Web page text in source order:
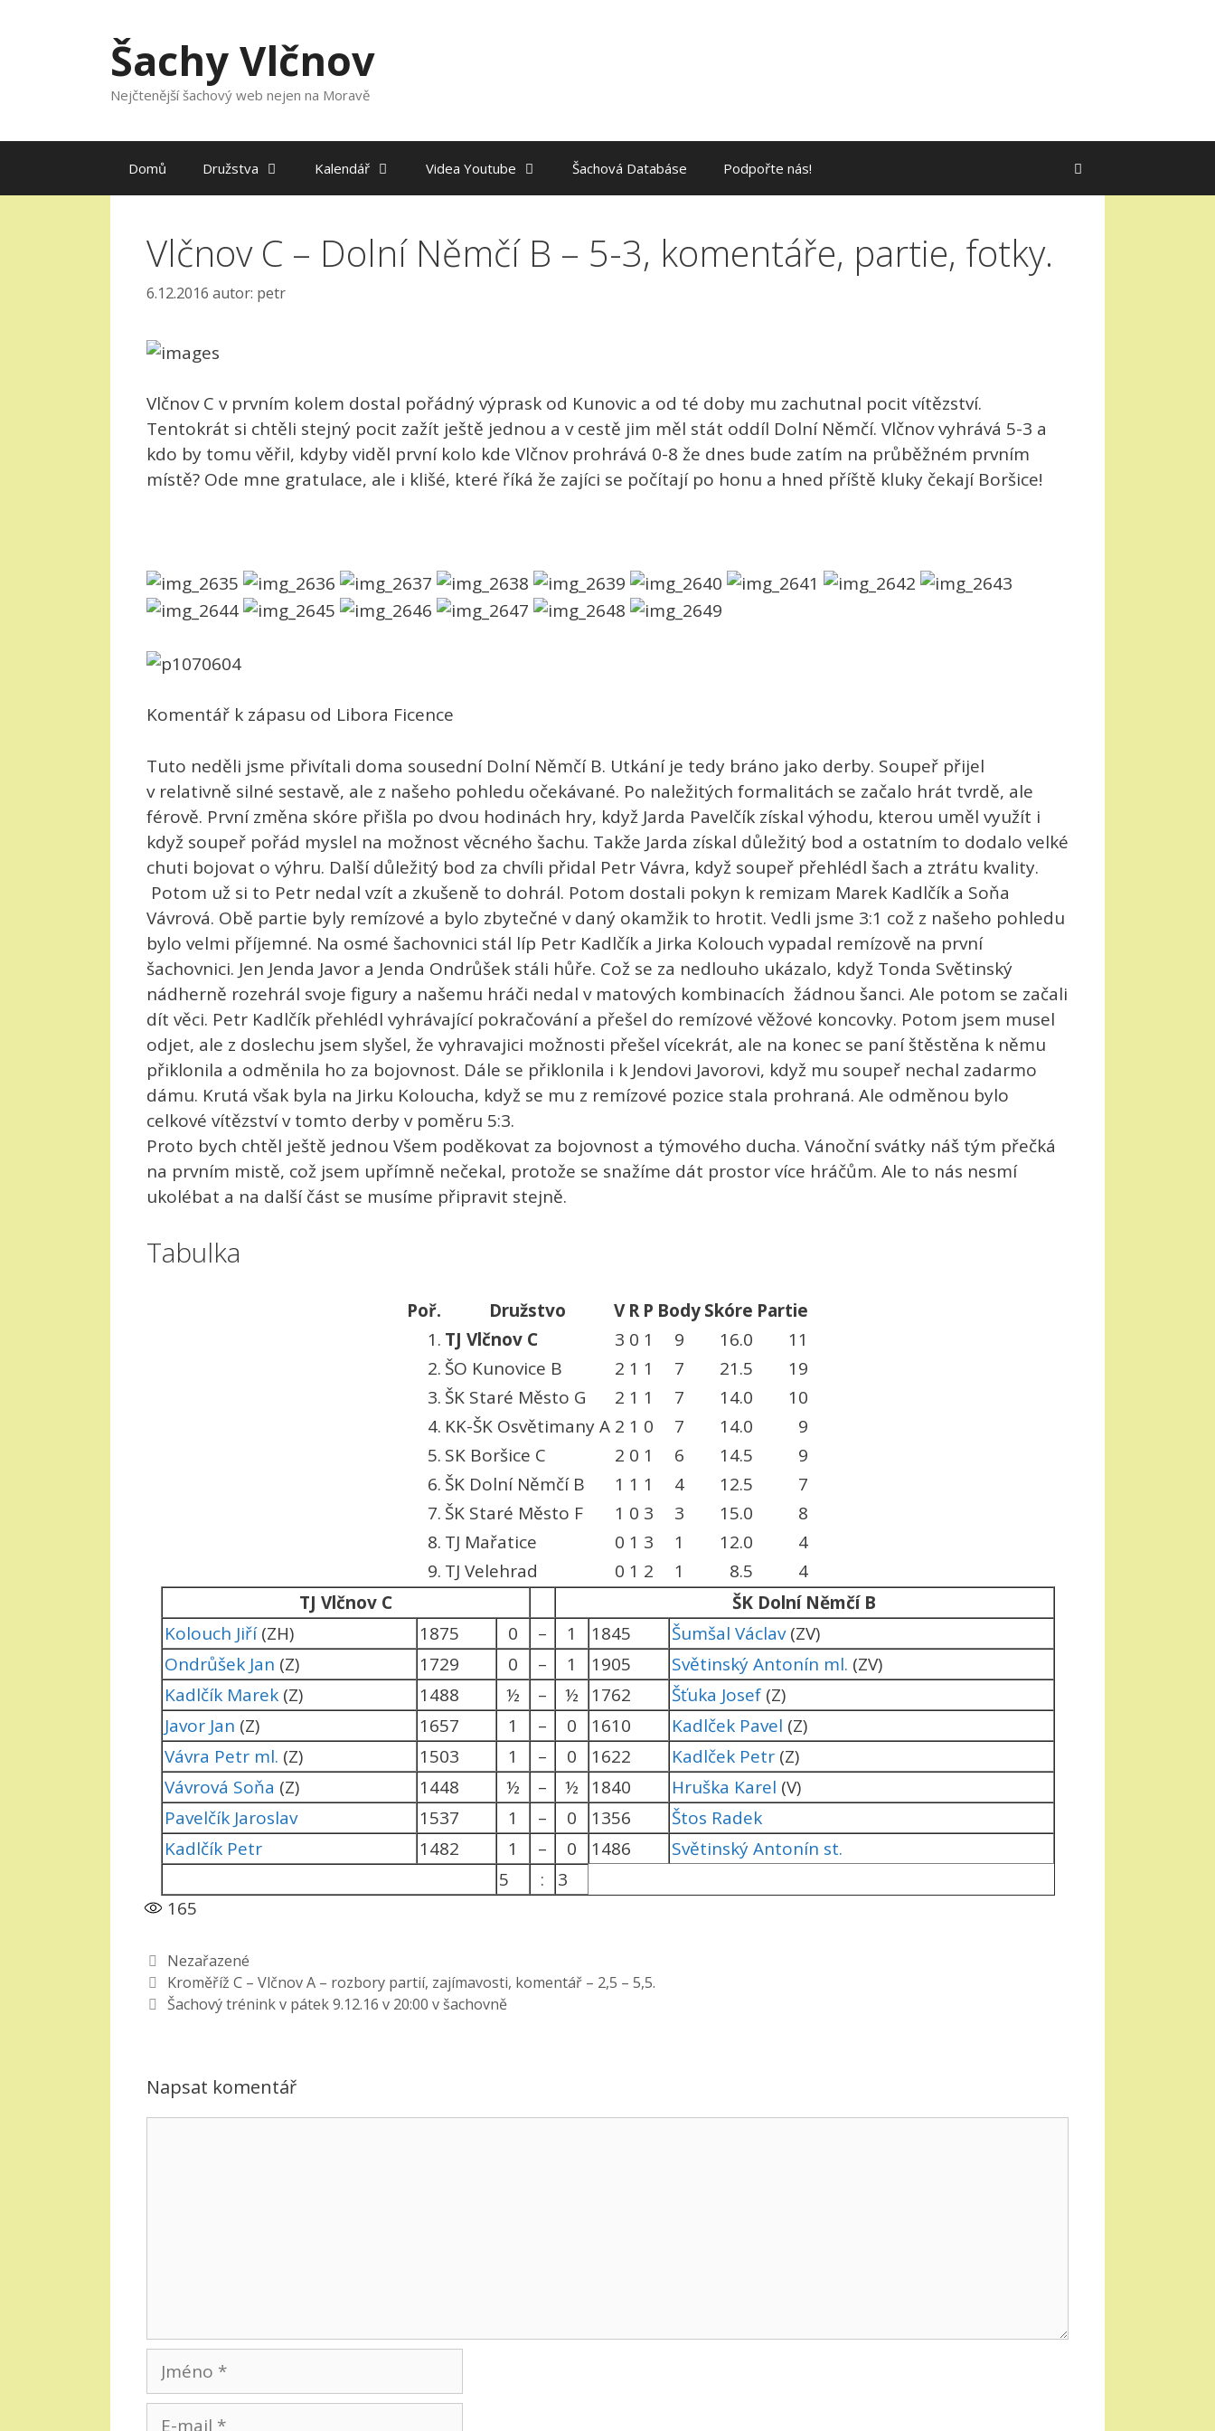
Šachy Vlčnov
Nejčtenější šachový web nejen na Moravě
Domů Družstva Kalendář Videa Youtube Šachová Databáse Podpořte nás!
Vlčnov C – Dolní Němčí B – 5-3, komentáře, partie, fotky.
6.12.2016 autor: petr
Vlčnov C v prvním kolem dostal pořádný výprask od Kunovic a od té doby mu zachutnal pocit vítězství.
Tentokrát si chtěli stejný pocit zažít ještě jednou a v cestě jim měl stát oddíl Dolní Němčí. Vlčnov vyhrává 5-3 a
kdo by tomu věřil, kdyby viděl první kolo kde Vlčnov prohrává 0-8 že dnes bude zatím na průběžném prvním
místě? Ode mne gratulace, ale i klišé, které říká že zajíci se počítají po honu a hned příště kluky čekají Boršice!
Komentář k zápasu od Libora Ficence
Tuto neděli jsme přivítali doma sousední Dolní Němčí B. Utkání je tedy bráno jako derby. Soupeř přijel
v relativně silné sestavě, ale z našeho pohledu očekávané. Po naležitých formalitách se začalo hrát tvrdě, ale
férově. První změna skóre přišla po dvou hodinách hry, když Jarda Pavelčík získal výhodu, kterou uměl využít i
když soupeř pořád myslel na možnost věcného šachu. Takže Jarda získal důležitý bod a ostatním to dodalo velké
chuti bojovat o výhru. Další důležitý bod za chvíli přidal Petr Vávra, když soupeř přehlédl šach a ztrátu kvality.
Potom už si to Petr nedal vzít a zkušeně to dohrál. Potom dostali pokyn k remizam Marek Kadlčík a Soňa
Vávrová. Obě partie byly remízové a bylo zbytečné v daný okamžik to hrotit. Vedli jsme 3:1 což z našeho pohledu
bylo velmi příjemné. Na osmé šachovnici stál líp Petr Kadlčík a Jirka Kolouch vypadal remízově na první
šachovnici. Jen Jenda Javor a Jenda Ondrůšek stáli hůře. Což se za nedlouho ukázalo, když Tonda Světinský
nádherně rozehrál svoje figury a našemu hráči nedal v matových kombinacích žádnou šanci. Ale potom se začali
dít věci. Petr Kadlčík přehlédl vyhrávající pokračování a přešel do remízové věžové koncovky. Potom jsem musel
odjet, ale z doslechu jsem slyšel, že vyhravajici možnosti přešel vícekrát, ale na konec se paní štěstěna k němu
přiklonila a odměnila ho za bojovnost. Dále se přiklonila i k Jendovi Javorovi, když mu soupeř nechal zadarmo
dámu. Krutá však byla na Jirku Koloucha, když se mu z remízové pozice stala prohraná. Ale odměnou bylo
celkové vítězství v tomto derby v poměru 5:3.
Proto bych chtěl ještě jednou Všem poděkovat za bojovnost a týmového ducha. Vánoční svátky náš tým přečká
na prvním mistě, což jsem upřímně nečekal, protože se snažíme dát prostor více hráčům. Ale to nás nesmí
ukolébat a na další část se musíme připravit stejně.
Tabulka
Poř. Družstvo V R P BodySkóre Partie
1. TJ Vlčnov C 3 0 1 9 16.0
11
2. ŠO Kunovice B 2 1 1 7 21.5
19
3. ŠK Staré Město G 2 1 1 7 14.0
10
4. KK-ŠK Osvětimany A 2 1 0 7 14.0
9
5. SK Boršice C 2 0 1 6 14.5
9
6. ŠK Dolní Němčí B 1 1 1 4 12.5
7
7. ŠK Staré Město F 1 0 3 3 15.0
8
8. TJ Mařatice 0 1 3 1 12.0
4
9. TJ Velehrad 0 1 2 1 8.5
4
TJ Vlčnov C
ŠK Dolní Němčí B
Kolouch Jiří(ZH) 1875 0 – 1 1845 Šumšal Václav(ZV)
Ondrůšek Jan (Z) 1729 0 – 1 1905 Světinský Antonín ml. (ZV)
Kadlčík Marek(Z) 1488 ½ – ½ 1762 Šťuka Josef(Z)
Javor Jan (Z) 1657 1 – 0 1610 Kadlček Pavel (Z)
Vávra Petr ml. (Z) 1503 1 – 0 1622 Kadlček Petr(Z)
Vávrová Soňa (Z) 1448 ½ – ½ 1840 Hruška Karel (V)
Pavelčík Jaroslav
1537 1 – 0 1356
Štos Radek
Kadlčík Petr
1482 1 – 0 1486
Světinský Antonín st.
5
:
3
165
Rubriky
Nezařazené
Kroměříž C – Vlčnov A – rozbory partií, zajímavosti, komentář – 2,5 – 5,5.
Šachový trénink v pátek 9.12.16 v 20:00 v šachovně
Napsat komentář
Jméno